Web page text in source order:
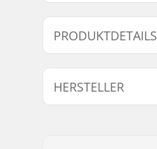
PRODUKTDETAILS
Length:
HERSTELLER